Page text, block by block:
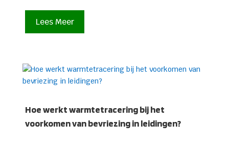
Lees Meer
Hoe werkt warmtetracering bij het
voorkomen van bevriezing in leidingen?